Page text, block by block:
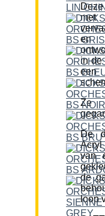
en
in de
een
Ze
De
van
de
loop